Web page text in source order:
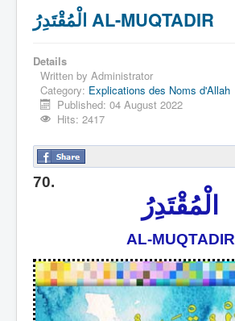
الْمُقْتَدِرُ AL-MUQTADIR
Details
Written by Administrator
Category: Explications des Noms d'Allah
Published: 04 August 2022
Hits: 2417
70.
الْمُقْتَدِرُ
AL-MUQTADIR